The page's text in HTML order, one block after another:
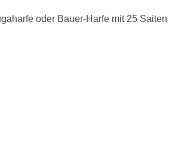
oder Bauer-Harfe mit 25 Saiten